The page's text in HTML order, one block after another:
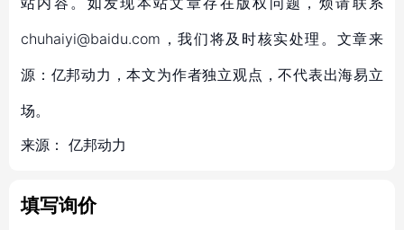
chuhaiyi@baidu.com，我们将及时核实处理。文章来
源：亿邦动力，本文为作者独立观点，不代表出海易立
场。
来源： 亿邦动力
填写询价